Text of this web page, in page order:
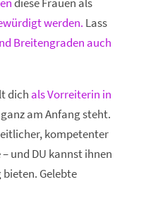
werden. Lass
Breitengraden auch
dich als Vorreiterin in
am Anfang steht.
kompetenter
und DU kannst ihnen
Gelebte